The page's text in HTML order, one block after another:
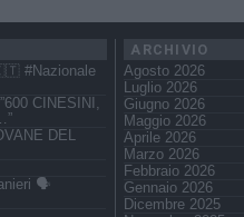
#Nazionale
CINESINI,
DEL
🗣️
ARCHIVIO
Agosto 2026
Luglio 2026
Giugno 2026
Maggio 2026
Aprile 2026
Marzo 2026
Febbraio 2026
Gennaio 2026
Dicembre 2025